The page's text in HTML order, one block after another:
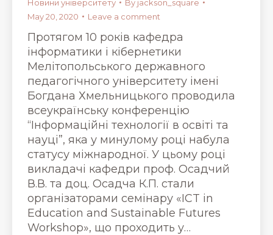
Новини університету By jackson_square
May 20, 2020
Leave a comment
Протягом 10 років кафедра
інформатики і кібернетики
Мелітопольського державного
педагогічного університету імені
Богдана Хмельницького проводила
всеукраїнську конференцію
“Інформаційні технології в освіті та
науці”, яка у минулому році набула
статусу міжнародної. У цьому році
викладачі кафедри проф. Осадчий
В.В. та доц. Осадча К.П. стали
організаторами семінару «ICT in
Education and Sustainable Futures
Workshop», що проходить у…